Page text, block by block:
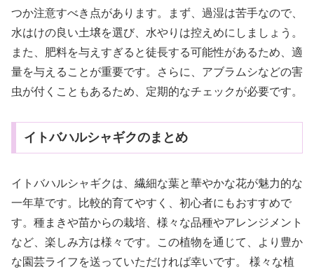
つか注意すべき点があります。まず、過湿は苦手なので、
水はけの良い土壌を選び、水やりは控えめにしましょう。
また、肥料を与えすぎると徒長する可能性があるため、適
量を与えることが重要です。さらに、アブラムシなどの害
虫が付くこともあるため、定期的なチェックが必要です。
イトバハルシャギクのまとめ
イトバハルシャギクは、繊細な葉と華やかな花が魅力的な
一年草です。比較的育てやすく、初心者にもおすすめで
す。種まきや苗からの栽培、様々な品種やアレンジメント
など、楽しみ方は様々です。この植物を通じて、より豊か
な園芸ライフを送っていただければ幸いです。 様々な植